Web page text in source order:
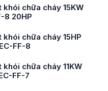
khói chữa cháy 15KW
8 20HP
khói chữa cháy 15HP
FF-8
khói chữa cháy 11KW
FF-7